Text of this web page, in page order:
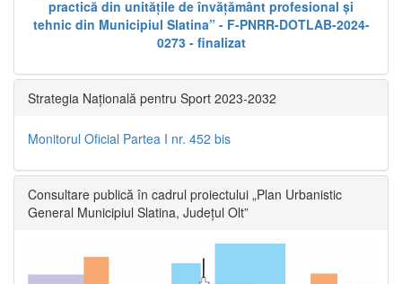
practică din unitățile de învățământ profesional și
tehnic din Municipiul Slatina” - F-PNRR-DOTLAB-2024-
0273 - finalizat
Strategia Națională pentru Sport 2023-2032
Monitorul Oficial Partea I nr. 452 bis
Consultare publică în cadrul proiectului „Plan Urbanistic
General Municipiul Slatina, Județul Olt”